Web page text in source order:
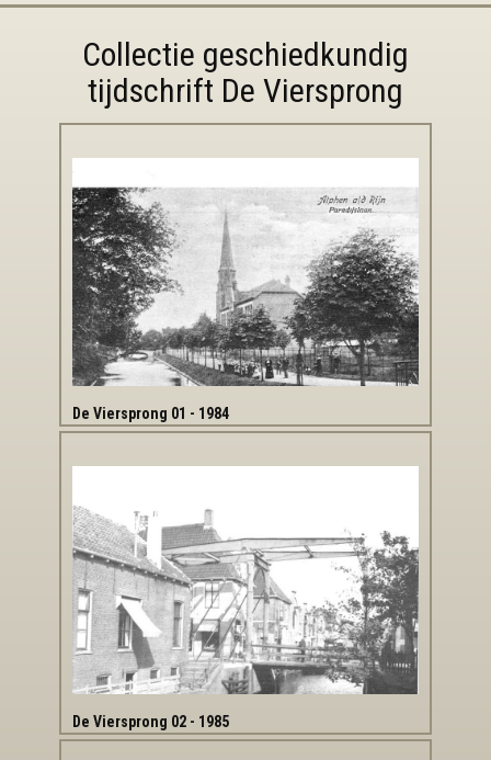
Collectie geschiedkundig
tijdschrift De Viersprong
De Viersprong 01 - 1984
De Viersprong 02 - 1985